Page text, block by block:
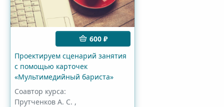
600 ₽
Проектируем сценарий занятия
с помощью карточек
«Мультимедийный бариста»
Соавтор курса:
Прутченков А. С. ,